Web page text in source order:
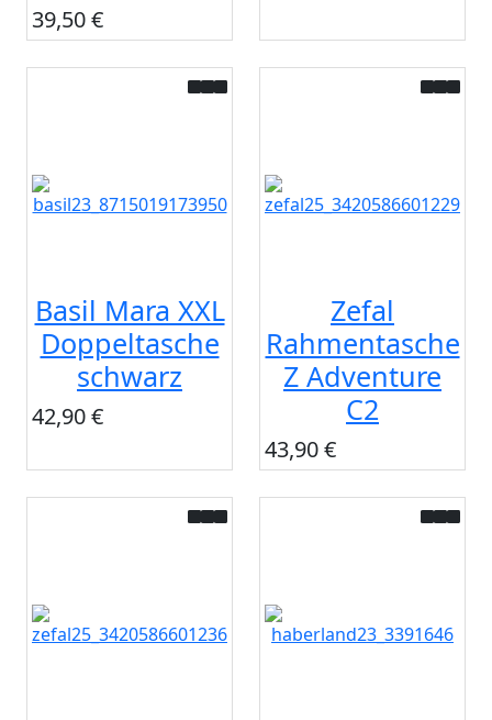
39,50 €
Basil Mara XXL
Doppeltasche
schwarz
42,90 €
Zefal
Rahmentasche
Z Adventure
C2
43,90 €